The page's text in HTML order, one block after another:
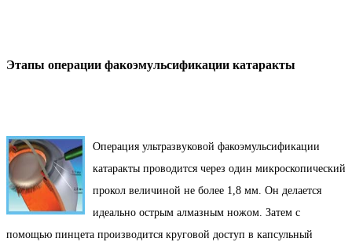
Этапы операции факоэмульсификации катаракты
Операция ультразвуковой факоэмульсификации
катаракты проводится через один микроскопический
прокол величиной не более 1,8 мм. Он делается
идеально острым алмазным ножом. Затем с
помощью пинцета производится круговой доступ в капсульный